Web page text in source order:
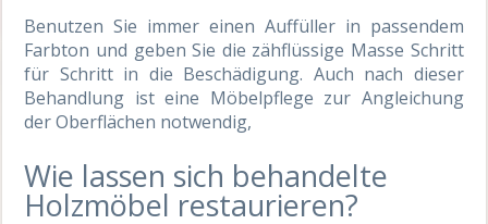
Benutzen Sie immer einen Auffüller in passendem
Farbton und geben Sie die zähflüssige Masse Schritt
für Schritt in die Beschädigung. Auch nach dieser
Behandlung ist eine Möbelpflege zur Angleichung
der Oberflächen notwendig,
Wie lassen sich behandelte
Holzmöbel restaurieren?